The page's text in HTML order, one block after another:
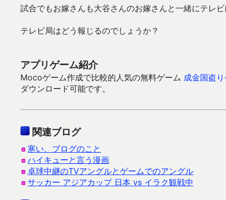
試合でもお嫁さんも大谷さんのお嫁さんと一緒にテレ
テレビ局はどう報じるのでしょうか？
アプリゲーム紹介
Mocoゲーム作成で比較的人気の無料ゲーム 成金国盗
ダウンロード可能です。
関連ブログ
寒い、ブログのこと
ハイキューと言う漫画
卓球中継のTVアングルとゲームでのアングル
サッカー アジアカップ 日本 vs イラク観戦中